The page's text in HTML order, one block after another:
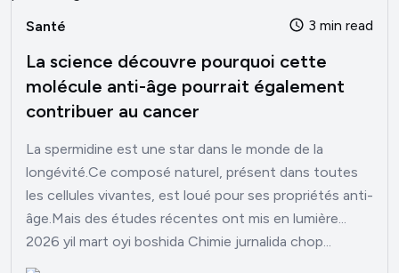
Santé 3 min read
La science découvre pourquoi cette
molécule anti-âge pourrait également
contribuer au cancer
La spermidine est une star dans le monde de la
longévité.Ce composé naturel, présent dans toutes
les cellules vivantes, est loué pour ses propriétés anti-
âge.Mais des études récentes ont mis en lumière...
2026 yil mart oyi boshida Chimie jurnalida chop...